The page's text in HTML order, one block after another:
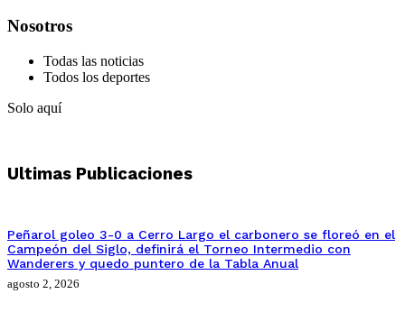
Nosotros
Todas las noticias
Todos los deportes
Solo aquí
Ultimas Publicaciones
Peñarol goleo 3-0 a Cerro Largo el carbonero se floreó en el
Campeón del Siglo, definirá el Torneo Intermedio con
Wanderers y quedo puntero de la Tabla Anual
agosto 2, 2026